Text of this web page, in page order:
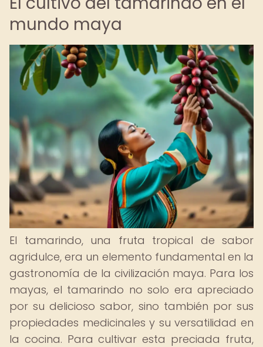
mundo maya
El tamarindo, una fruta tropical de sabor
agridulce, era un elemento fundamental en la
gastronomía de la civilización maya. Para los
mayas, el tamarindo no solo era apreciado
por su delicioso sabor, sino también por sus
propiedades medicinales y su versatilidad en
la cocina. Para cultivar esta preciada fruta,